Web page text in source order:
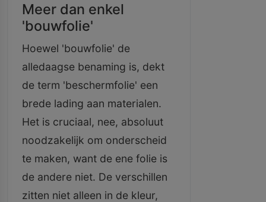
Meer dan enkel
'bouwfolie'
Hoewel 'bouwfolie' de
alledaagse benaming is, dekt
de term 'beschermfolie' een
brede lading aan materialen.
Het is cruciaal, nee, absoluut
noodzakelijk om onderscheid
te maken, want de ene folie is
de andere niet. De verschillen
zitten niet alleen in de kleur,